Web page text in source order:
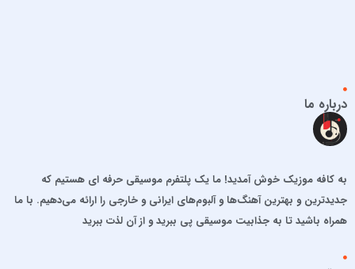
احمد سلو
ادریس محمدپور
افشین آذری
افشین خان
الجان
درباره ما
به کافه موزیک خوش آمدید! ما یک پلتفرم موسیقی حرفه ای هستیم که
جدیدترین و بهترین آهنگ‌ها و آلبوم‌های ایرانی و خارجی را ارائه می‌دهیم. با ما
همراه باشید تا به جذابیت موسیقی پی ببرید و از آن لذت ببرید